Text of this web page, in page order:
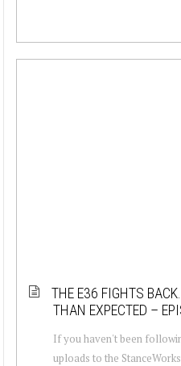
THE E36 FIGHTS
THAN EXPECTED –
If you haven't been
uploads to the